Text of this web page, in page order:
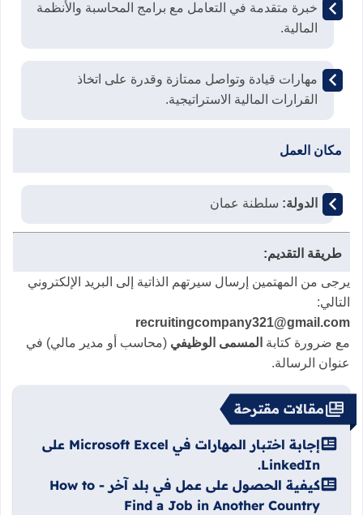
خبرة متقدمة في التعامل مع برامج المحاسبة والأنظمة
المالية.
مهارات قيادة وتواصل ممتازة وقدرة على اتخاذ
القرارات المالية الاستراتيجية.
مكان العمل
الدولة: سلطنة عمان
طريقة التقديم:
يرجى من المهتمين إرسال سيرتهم الذاتية إلى البريد الإلكتروني
التالي:
recruitingcompany321@gmail.com
مع ضرورة كتابة المسمى الوظيفي (محاسب أو مدير مالي) في
عنوان الرسالة.
مقالات مقترحة
إجابة اختبار المهارات في Microsoft Excel على
LinkedIn.
كيفية الحصول على عمل في بلد آخر - How to
Find a Job in Another Country